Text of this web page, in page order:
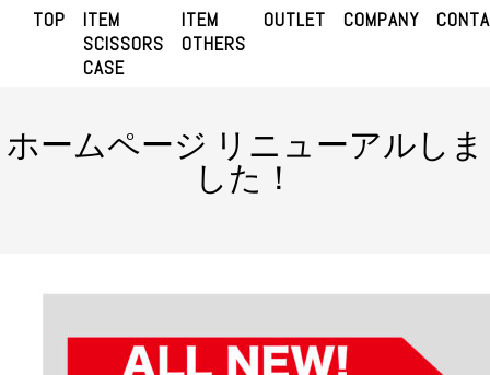
TOP
ITEM
SCISSORS
CASE
ITEM
OTHERS
OUTLET COMPANY
ホームページ リニューアルしま
した！